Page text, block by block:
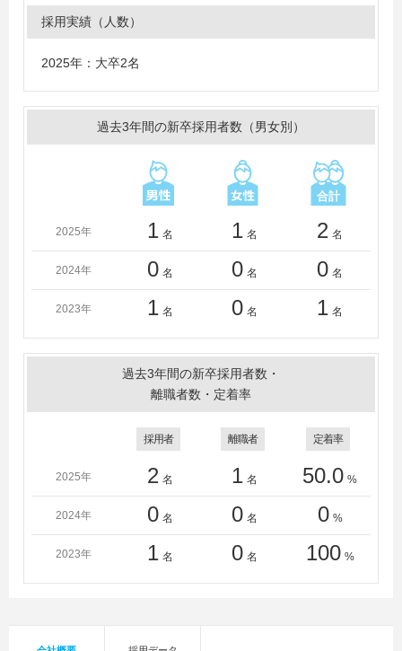
京大学、東海学園大学、名古屋外国語大学、名古屋市立
大学、名古屋大学、奈良教育大学、南山大学、日本大
学、日本福祉大学、福岡女子大学、名城大学、立命館大
採用実績（人数）
2025年：大卒2名
過去3年間の新卒採用者数（男女別）
2025年 1 名 1 名 2 名
2024年 0 名 0 名 0 名
2023年 1 名 0 名 1 名
過去3年間の新卒採用者数・
離職者数・定着率
採用者 離職者 定着率
2025年 2 名 1 名 50.0 %
2024年 0 名 0 名 0 %
2023年 1 名 0 名 100 %